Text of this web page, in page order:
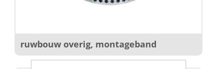
ruwbouw overig, montageband